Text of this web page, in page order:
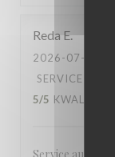
Reda E
2026-07-31
-
SERVICE
5/5